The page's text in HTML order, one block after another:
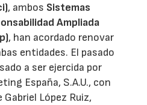
, ambos Sistemas
Ampliada
, han acordado renovar
entidades. El pasado
a ser ejercida por
España, S.A.U., con
López Ruiz,